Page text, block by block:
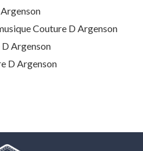
Couture D Argenson
Argenson
D Argenson